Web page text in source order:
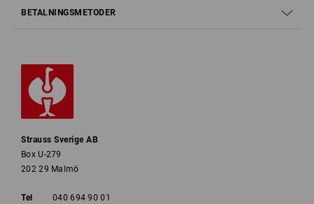
BETALNINGSMETODER
Strauss Sverige AB
Box U-279
202 29 Malmö
Tel
040 694 90 01